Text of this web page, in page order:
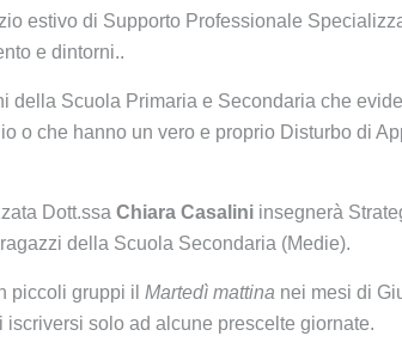
estivo di Supporto Professionale
e dintorni..
della Scuola Primaria e Secondaria che
o che hanno un vero e proprio Disturbo di
Dott.ssa Chiara Casalini insegnerà
della Scuola Secondaria (Medie).
piccoli gruppi il Martedì mattina nei mesi di
solo ad alcune prescelte giornate.